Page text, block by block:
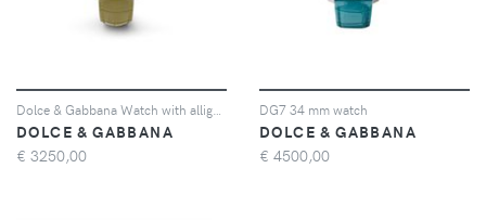
DOLCE & GABBANA
€ 3250,00
DG7 34 mm watch
DOLCE & GABBANA
€ 4500,00